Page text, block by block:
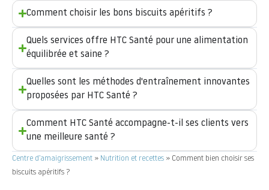
Comment choisir les bons biscuits apéritifs ?
Quels services offre HTC Santé pour une alimentation
équilibrée et saine ?
Quelles sont les méthodes d'entraînement innovantes
proposées par HTC Santé ?
Comment HTC Santé accompagne-t-il ses clients vers
une meilleure santé ?
Centre d’amaigrissement » Nutrition et recettes » Comment bien choisir ses
biscuits apéritifs ?